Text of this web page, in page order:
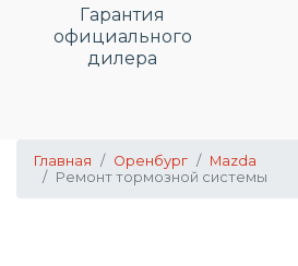
Гарантия
официального
дилера
Главная Оренбург
Mazda
Ремонт тормозной системы